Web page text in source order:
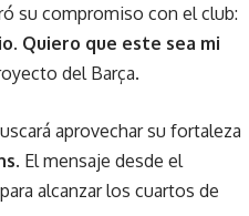
su compromiso con el club:
Quiero que este sea mi
del Barça.
aprovechar su fortaleza
. El mensaje desde el
alcanzar los cuartos de